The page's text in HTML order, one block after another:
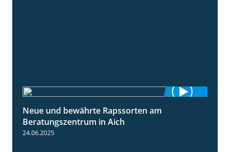
Neue und bewährte Rapssorten am
Beratungszentrum in Aich
24.06.2025